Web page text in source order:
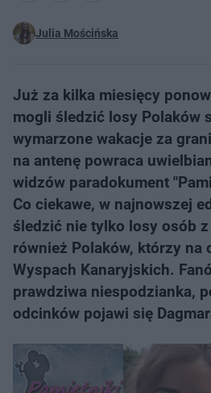
Julia Mościńska
Już za kilka miesięcy
mogli śledzić losy Polaków
wymarzone wakacje za
na antenę powraca
widzów paradokument
Co ciekawe, w najnowszej
śledzić nie tylko losy osób
również Polaków, którzy na
Wyspach Kanaryjskich.
prawdziwa niespodzianka,
odcinków pojawi się